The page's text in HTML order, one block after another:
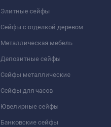
Элитные сейфы
Сейфы с отделкой деревом
Металлическая мебель
Депозитные сейфы
Сейфы металлические
Сейфы для часов
Ювелирные сейфы
Банковские сейфы